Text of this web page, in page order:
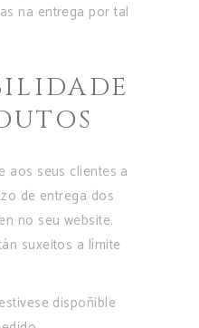
na entrega por tal
aos seus clientes a
de entrega dos
no seu website.
suxeitos a límite
dispoñible